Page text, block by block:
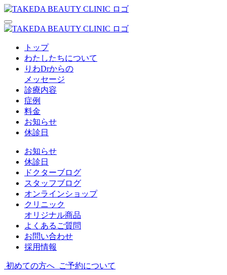
トップ
わたしたちについて
りわDrからの
メッセージ
診療内容
症例
料金
お知らせ
休診日
お知らせ
休診日
ドクターブログ
スタッフブログ
オンラインショップ
クリニック
オリジナル商品
よくあるご質問
お問い合わせ
採用情報
初めての方へ ご予約について